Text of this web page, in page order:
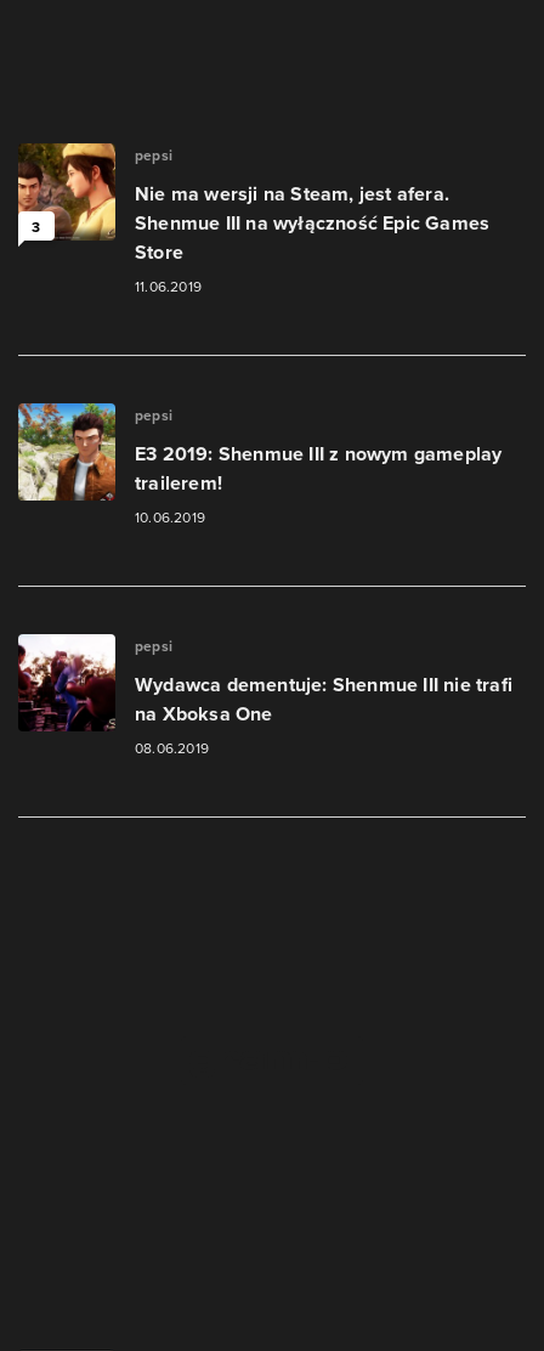
3
pepsi
Nie ma wersji na Steam, jest afera.
Shenmue III na wyłączność Epic Games
Store
11.06.2019
pepsi
E3 2019: Shenmue III z nowym gameplay
trailerem!
10.06.2019
pepsi
Wydawca dementuje: Shenmue III nie trafi
na Xboksa One
08.06.2019